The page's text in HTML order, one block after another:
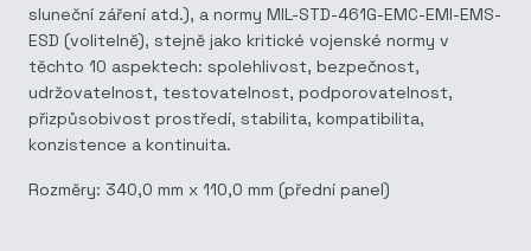
sluneční záření atd.), a normy MIL-STD-461G-EMC-EMI-EMS-
ESD (volitelně), stejně jako kritické vojenské normy v
těchto 10 aspektech: spolehlivost, bezpečnost,
udržovatelnost, testovatelnost, podporovatelnost,
přizpůsobivost prostředí, stabilita, kompatibilita,
konzistence a kontinuita.
Rozměry: 340,0 mm x 110,0 mm (přední panel)